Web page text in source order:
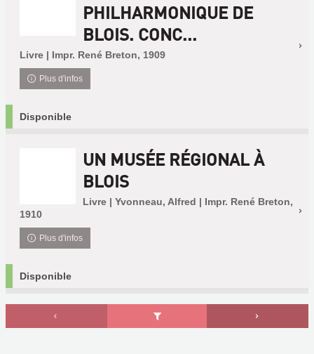
PHILHARMONIQUE DE
BLOIS. CONC...
Livre | Impr. René Breton, 1909
Plus d'infos
Disponible
UN MUSÉE RÉGIONAL À
BLOIS
Livre | Yvonneau, Alfred | Impr. René Breton,
1910
Plus d'infos
Disponible